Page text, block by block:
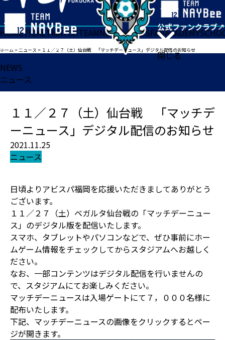
閉じる
HOMETICKETMATCHTEAMNEWSGOODSFANACADEMY
ホーム >ニュース > １１／２７（土）仙台戦 「マッチデーニュース」デジタル配信のお知らせ
NEWS
ニュース
１１／２７（土）仙台戦 「マッチデ
ーニュース」デジタル配信のお知らせ
2021.11.25
ニュース
日頃よりアビスパ福岡を応援いただきましてありがとう
ございます。
１１／２７（土）ベガルタ仙台戦の「マッチデーニュー
ス」のデジタル版を配信いたします。
スマホ、タブレットやパソコンなどで、ぜひ事前にホー
ムゲーム情報をチェックしてからスタジアムへお越しく
ださい。
なお、一部コンテンツはデジタル配信を行いませんの
で、スタジアムにてお楽しみください。
マッチデーニュースは入場ゲートにて７，０００名様に
配布いたします。
下記、マッチデーニュースの画像をクリックするとペー
ジが開きます。